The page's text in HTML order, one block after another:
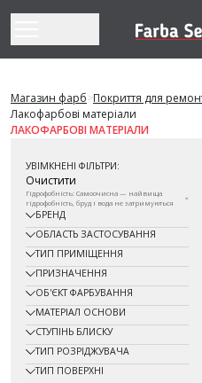
Магазин фарб>Покриття для
Лакофарбові матеріали
ЛАКОФАРБОВІ МАТЕРІАЛИ
УВІМКНЕНІ ФІЛЬТРИ:
Очистити
Гідрофобність: Самоочисна — найвища
гідрофобність, бруд і вода не затримуються
БРЕНД
ОБЛАСТЬ ЗАСТОСУВАННЯ
ТИП ПРИМІЩЕННЯ
ПРИЗНАЧЕННЯ
ОБ'ЄКТ ФАРБУВАННЯ
МАТЕРІАЛ ОСНОВИ
СТУПІНЬ БЛИСКУ
ТИП РОЗРІДЖУВАЧА
ТИП ПОВЕРХНІ